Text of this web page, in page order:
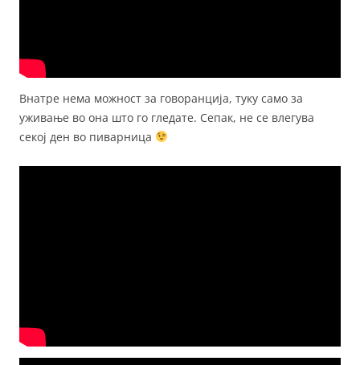
Внатре нема можност за говоранција, туку само за
уживање во она што го гледате. Сепак, не се влегува
секој ден во пиварница